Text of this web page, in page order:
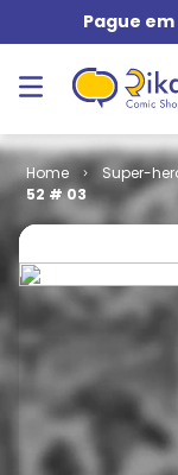
Pague em
Super-
52 # 03